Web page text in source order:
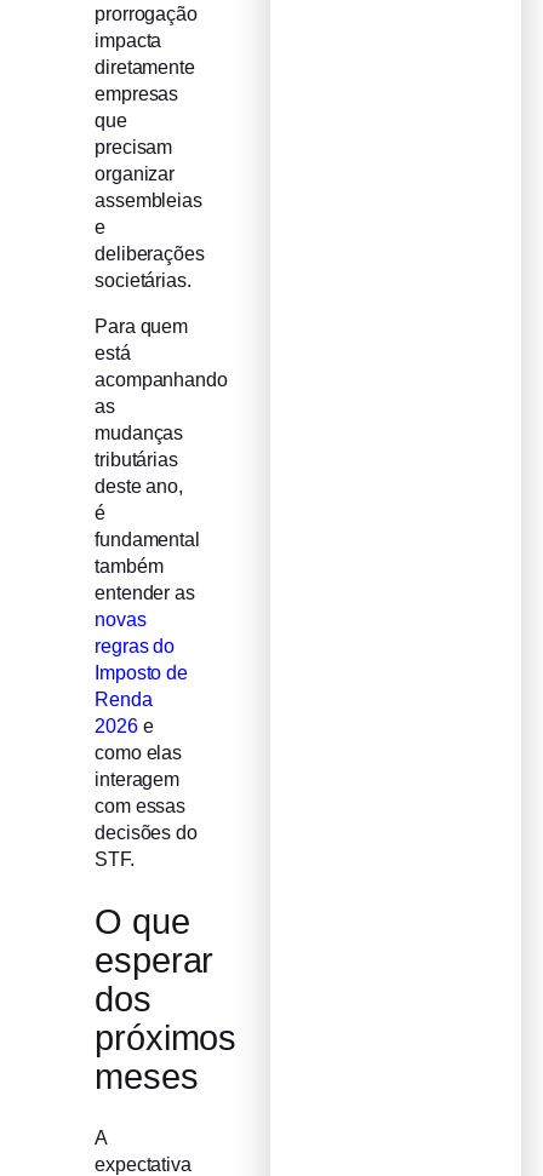
prorrogação
impacta
diretamente
empresas
que
precisam
organizar
assembleias
e
deliberações
societárias.
Para quem
está
acompanhando
as
mudanças
tributárias
deste ano,
é
fundamental
também
entender as
novas
regras do
Imposto de
Renda
2026e
como elas
interagem
com essas
decisões do
STF.
O que
esperar
dos
próximos
meses
A
expectativa